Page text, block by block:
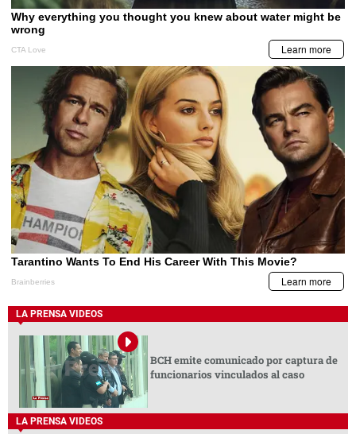
LA PRENSA VIDEOS
BCH emite comunicado por captura de
funcionarios vinculados al caso
LA PRENSA VIDEOS